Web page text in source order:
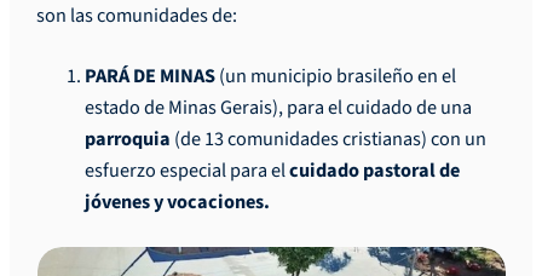
son las comunidades de:
PARÁ DE MINAS(un municipio brasileño en el
estado de Minas Gerais), para el cuidado de una
parroquia (de 13 comunidades cristianas) con un
esfuerzo especial para elcuidado pastoral de
jóvenes y vocaciones.